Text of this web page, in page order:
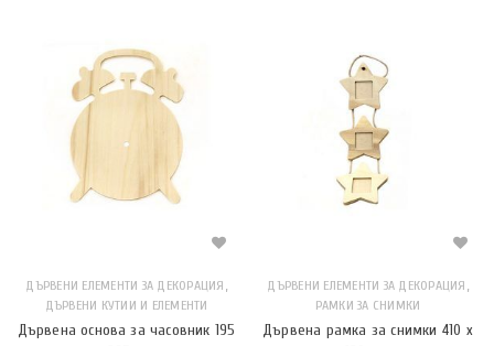
ДЪРВЕНИ ЕЛЕМЕНТИ ЗА ДЕКОРАЦИЯ ,
ДЪРВЕНИ КУТИИ И ЕЛЕМЕНТИ
Дървена основа за часовник 195
ДЪРВЕНИ ЕЛЕМЕНТИ ЗА ДЕКОРАЦИЯ ,
РАМКИ ЗА СНИМКИ
Дървена рамка за снимки 410 x